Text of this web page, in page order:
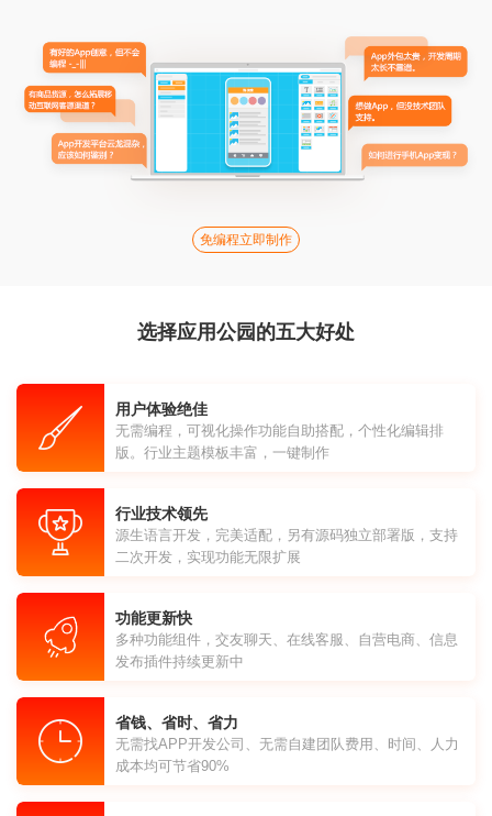
免编程立即制作
选择应用公园的五大好处
用户体验绝佳
无需编程，可视化操作功能自助搭配，个性化编辑排
版。行业主题模板丰富，一键制作
行业技术领先
源生语言开发，完美适配，另有源码独立部署版，支持
二次开发，实现功能无限扩展
功能更新快
多种功能组件，交友聊天、在线客服、自营电商、信息
发布插件持续更新中
省钱、省时、省力
无需找APP开发公司、无需自建团队费用、时间、人力
成本均可节省90%